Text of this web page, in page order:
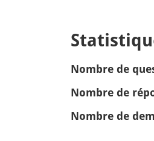
Nombre de
Nombre de
Nombre de